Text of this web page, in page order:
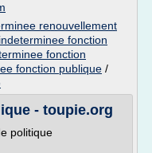
renouvellement
fonction
fonction
fonction publique /
- toupie.org
politique